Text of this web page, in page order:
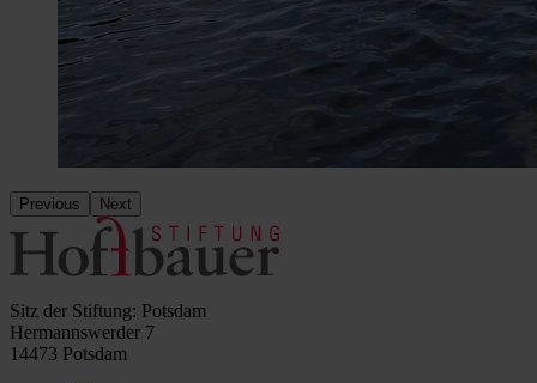
Previous Next
Sitz der Stiftung: Potsdam
Hermannswerder 7
14473 Potsdam